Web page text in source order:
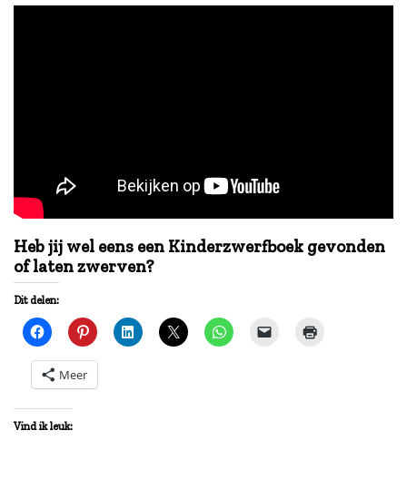
Heb jij wel eens een Kinderzwerfboek gevonden
of laten zwerven?
Dit delen:
Meer
Vind ik leuk: